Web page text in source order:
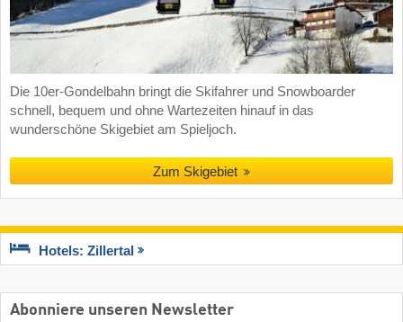
Die 10er-Gondelbahn bringt die Skifahrer und Snowboarder
schnell, bequem und ohne Wartezeiten hinauf in das
wunderschöne Skigebiet am Spieljoch.
Zum Skigebiet
Hotels: Zillertal
Abonniere unseren Newsletter